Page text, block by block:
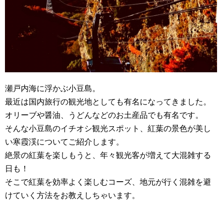
瀬戸内海に浮かぶ小豆島。
最近は国内旅行の観光地としても有名になってきました。
オリーブや醤油、うどんなどのお土産品でも有名です。
そんな小豆島のイチオシ観光スポット、紅葉の景色が美し
い寒霞渓についてご紹介します。
絶景の紅葉を楽しもうと、年々観光客が増えて大混雑する
日も！
そこで紅葉を効率よく楽しむコーズ、地元が行く混雑を避
けていく方法をお教えしちゃいます。